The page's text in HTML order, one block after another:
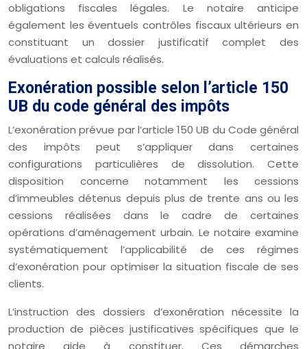
obligations fiscales légales. Le notaire anticipe
également les éventuels contrôles fiscaux ultérieurs en
constituant un dossier justificatif complet des
évaluations et calculs réalisés.
Exonération possible selon l’article 150
UB du code général des impôts
L’exonération prévue par l’article 150 UB du Code général
des impôts peut s’appliquer dans certaines
configurations particulières de dissolution. Cette
disposition concerne notamment les cessions
d’immeubles détenus depuis plus de trente ans ou les
cessions réalisées dans le cadre de certaines
opérations d’aménagement urbain. Le notaire examine
systématiquement l’applicabilité de ces régimes
d’exonération pour optimiser la situation fiscale de ses
clients.
L’instruction des dossiers d’exonération nécessite la
production de pièces justificatives spécifiques que le
notaire aide à constituer. Ces démarches